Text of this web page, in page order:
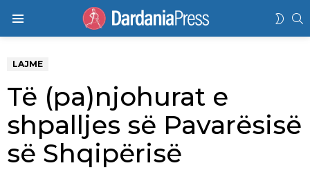
LAJME
Të (pa)njohurat e
shpalljes së Pavarësisë
së Shqipërisë